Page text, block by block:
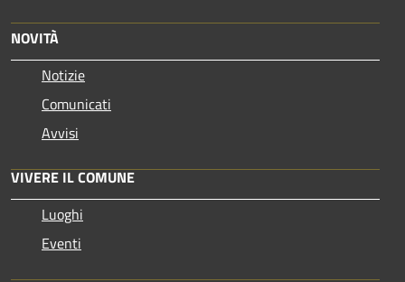
NOVITÀ
Notizie
Comunicati
Avvisi
VIVERE IL COMUNE
Luoghi
Eventi